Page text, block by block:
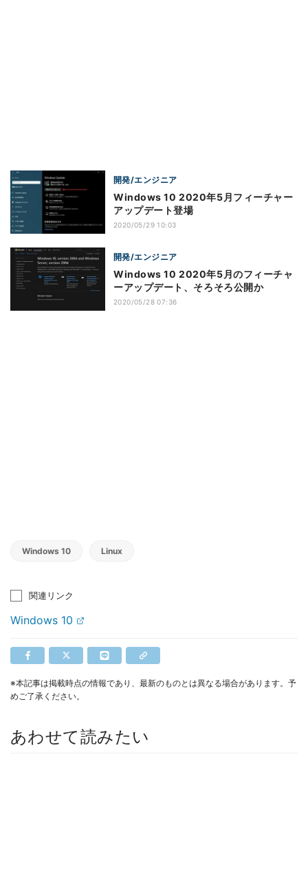
開発/エンジニア
Windows 10 2020年5月フィーチャー
アップデート登場
2020/05/29 10:03
開発/エンジニア
Windows 10 2020年5月のフィーチャ
ーアップデート、そろそろ公開か
2020/05/28 07:36
Windows 10 Linux
関連リンク
Windows 10
※本記事は掲載時点の情報であり、最新のものとは異なる場合があります。予
めご了承ください。
あわせて読みたい